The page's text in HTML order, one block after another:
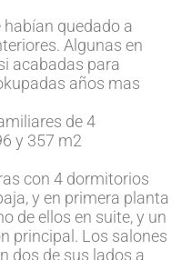
habían quedado a
Algunas en
acabadas para
años mas
de 4
y 357 m2
con 4 dormitorios
y en primera planta
de ellos en suite, y un
principal. Los salones
dos de sus lados a